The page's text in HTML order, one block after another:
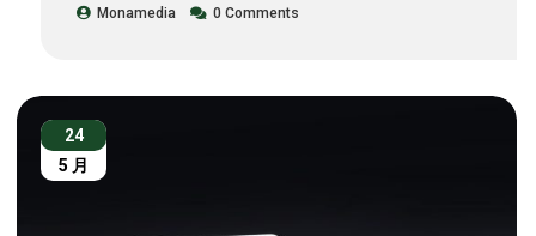
Monamedia 0 Comments
24
5 月